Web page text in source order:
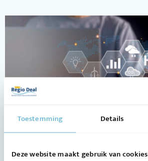
Toestemming Details
Deze website maakt gebruik van cookies